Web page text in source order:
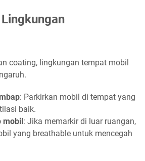
coating, lingkungan tempat mobil
: Parkirkan mobil di tempat yang
baik.
mobil: Jika memarkir di luar ruangan,
yang breathable untuk mencegah